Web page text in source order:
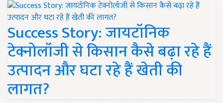
Success Story: जायटॉनिक
टेक्नोलॉजी से किसान कैसे बढ़ा रहे हैं
उत्पादन और घटा रहे हैं खेती की
लागत?